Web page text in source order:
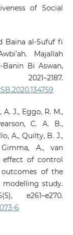
of Social
Baina al-Sufuf fi
Majallah
Banin Bi Aswan,
A. J., Eggo, R. M.,
C. A. B.,
A., Quilty, B. J.,
A., van
effect of control
of the
modelling study.
e261–e270.
6